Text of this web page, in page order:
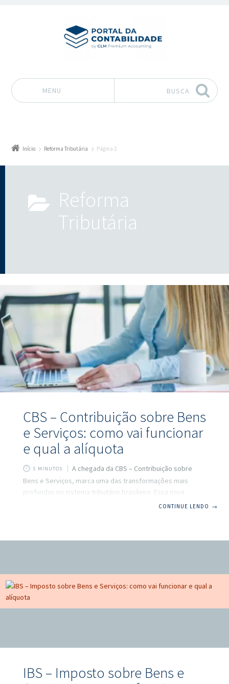
MENU BUSCA
Início Reforma Tributária Página 2
Reforma
Tributária
CBS – Contribuição sobre Bens
e Serviços: como vai funcionar
e qual a alíquota
5 MINUTOS
A chegada da CBS – Contribuição sobre
Bens e Serviços, marca uma das transformações mais
profundas no sistema tributário brasileiro. Essa nova
contribuição, que substituirá o PIS e a COFINS, integra o
CONTINUE LENDO →
IBS – Imposto sobre Bens e